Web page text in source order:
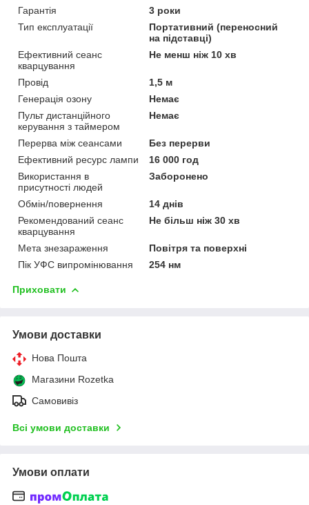
Гарантія
3 роки
Тип експлуатації
Портативний (переносний
на підставці)
Ефективний сеанс
кварцування
Не менш ніж 10 хв
Провід
1,5 м
Генерація озону
Немає
Пульт дистанційного
керування з таймером
Немає
Перерва між сеансами
Без перерви
Ефективний ресурс лампи
16 000 год
Використання в
присутності людей
Заборонено
Обмін/повернення
14 днів
Рекомендований сеанс
кварцування
Не більш ніж 30 хв
Мета знезараження
Повітря та поверхні
Пік УФС випромінювання
254 нм
Приховати
Умови доставки
Нова Пошта
Магазини Rozetka
Самовивіз
Всі умови доставки
Умови оплати